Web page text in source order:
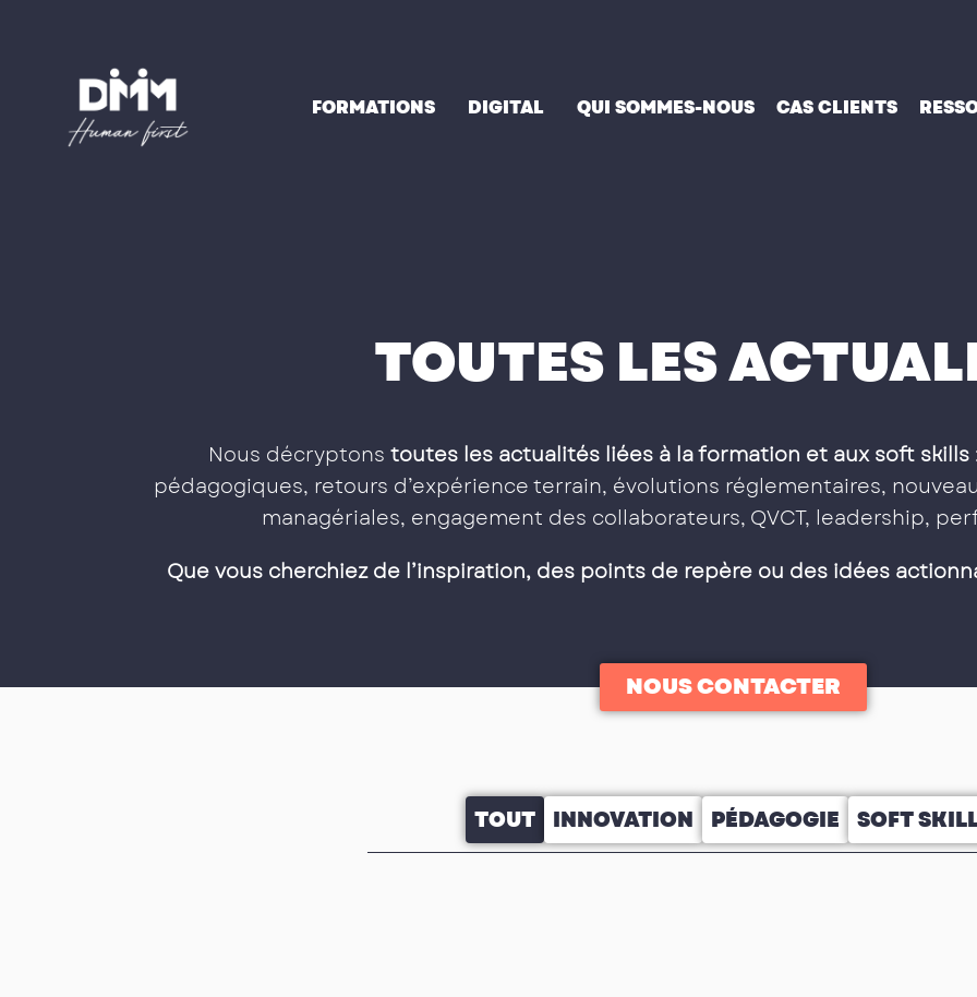
FORMATIONS DIGITAL QUI SOMMES-NOUS CAS CLIENTS
TOUTES LES
Nous décryptons toutes les actualités liées à la formation et aux soft skills
pédagogiques, retours d’expérience terrain, évolutions réglementaires,
managériales, engagement des collaborateurs, QVCT, leadership,
Que vous cherchiez de l’inspiration, des points de repère ou des idées
NOUS CONTACTER
INNOVATION PÉDAGOGIE SOFT
TOUT